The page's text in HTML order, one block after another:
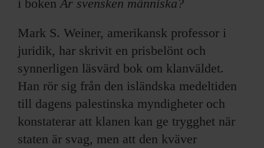
i boken Är svensken människa?
Mark S. Weiner, amerikansk professor i
juridik, har skrivit en prisbelönt och
synnerligen läsvärd bok om klanväldet.
Han rör sig från den isländska medeltiden
till dagens palestinska myndigheter och
konstaterar att klanen kan ge trygghet när
staten är svag, men att den kväver